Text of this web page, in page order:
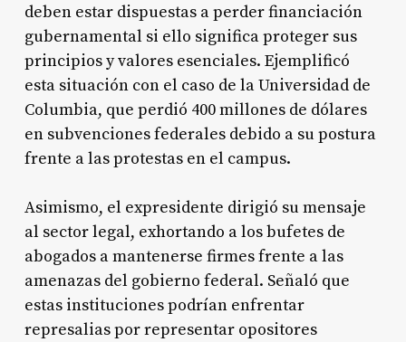
deben estar dispuestas a perder financiación
gubernamental si ello significa proteger sus
principios y valores esenciales. Ejemplificó
esta situación con el caso de la Universidad de
Columbia, que perdió 400 millones de dólares
en subvenciones federales debido a su postura
frente a las protestas en el campus.
Asimismo, el expresidente dirigió su mensaje
al sector legal, exhortando a los bufetes de
abogados a mantenerse firmes frente a las
amenazas del gobierno federal. Señaló que
estas instituciones podrían enfrentar
represalias por representar opositores